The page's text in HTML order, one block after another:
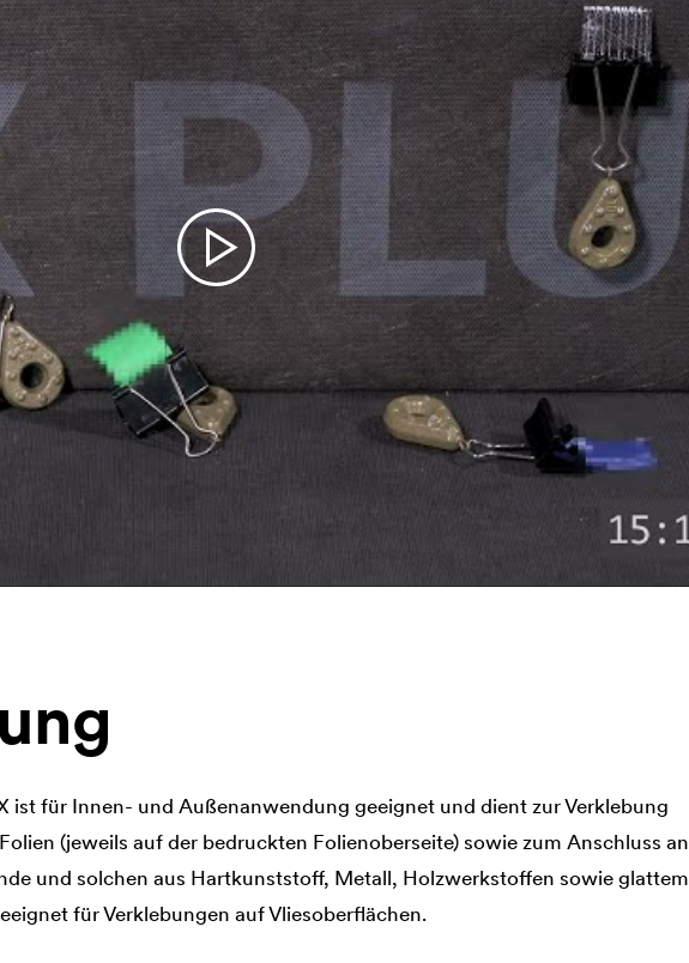
ist für Innen- und Außenanwendung geeignet und dient zur Verklebung
(jeweils auf der bedruckten Folienoberseite) sowie zum Anschluss an
und solchen aus Hartkunststoff, Metall, Holzwerkstoffen sowie glattem
für Verklebungen auf Vliesoberflächen.